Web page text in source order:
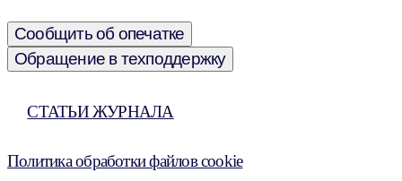
Сообщить об опечатке
Обращение в техподдержку
СТАТЬИ ЖУРНАЛА
Политика обработки файлов cookie